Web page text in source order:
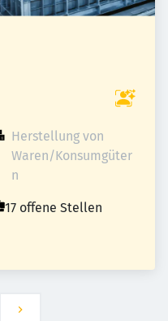
Herstellung von
Waren/Konsumgüter
n
17 offene Stellen